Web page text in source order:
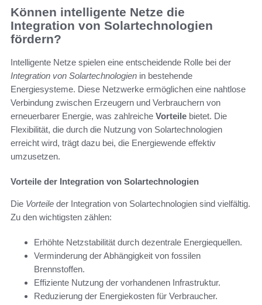
Können intelligente Netze die
Integration von Solartechnologien
fördern?
Intelligente Netze spielen eine entscheidende Rolle bei der
Integration von Solartechnologien in bestehende
Energiesysteme. Diese Netzwerke ermöglichen eine nahtlose
Verbindung zwischen Erzeugern und Verbrauchern von
erneuerbarer Energie, was zahlreiche Vorteile bietet. Die
Flexibilität, die durch die Nutzung von Solartechnologien
erreicht wird, trägt dazu bei, die Energiewende effektiv
umzusetzen.
Vorteile der Integration von Solartechnologien
Die Vorteile der Integration von Solartechnologien sind vielfältig.
Zu den wichtigsten zählen:
Erhöhte Netzstabilität durch dezentrale Energiequellen.
Verminderung der Abhängigkeit von fossilen
Brennstoffen.
Effiziente Nutzung der vorhandenen Infrastruktur.
Reduzierung der Energiekosten für Verbraucher.